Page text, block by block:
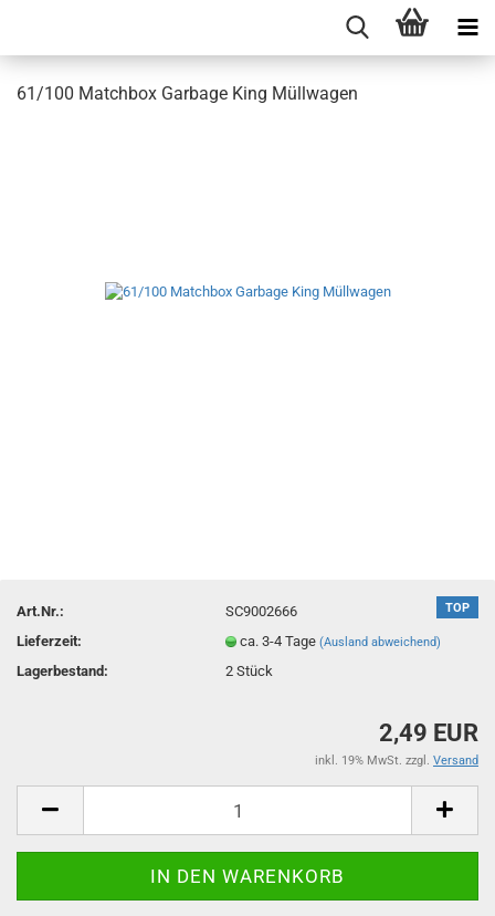
61/100 Matchbox Garbage King Müllwagen
TOP
Art.Nr.:
SC9002666
Lieferzeit:
ca. 3-4 Tage(Ausland abweichend)
Lagerbestand: 2Stück
2,49 EUR
inkl. 19% MwSt. zzgl. Versand